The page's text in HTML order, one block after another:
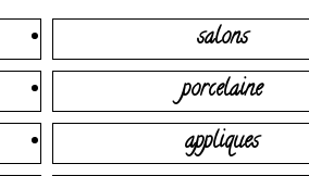
salons
porcelaine
appliques